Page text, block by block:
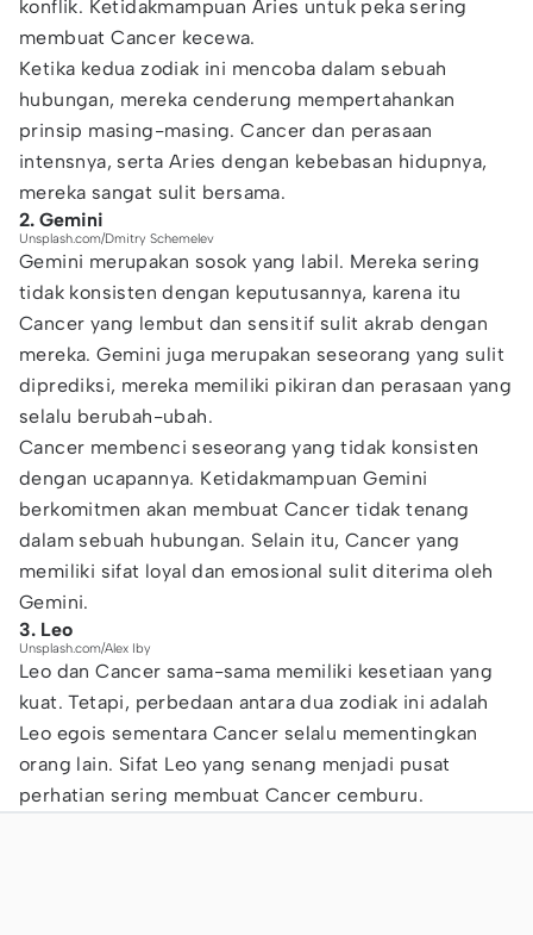
konflik. Ketidakmampuan Aries untuk peka sering
membuat Cancer kecewa.
Ketika kedua zodiak ini mencoba dalam sebuah
hubungan, mereka cenderung mempertahankan
prinsip masing-masing. Cancer dan perasaan
intensnya, serta Aries dengan kebebasan hidupnya,
mereka sangat sulit bersama.
2. Gemini
Unsplash.com/Dmitry Schemelev
Gemini merupakan sosok yang labil. Mereka sering
tidak konsisten dengan keputusannya, karena itu
Cancer yang lembut dan sensitif sulit akrab dengan
mereka. Gemini juga merupakan seseorang yang sulit
diprediksi, mereka memiliki pikiran dan perasaan yang
selalu berubah-ubah.
Cancer membenci seseorang yang tidak konsisten
dengan ucapannya. Ketidakmampuan Gemini
berkomitmen akan membuat Cancer tidak tenang
dalam sebuah hubungan. Selain itu, Cancer yang
memiliki sifat loyal dan emosional sulit diterima oleh
Gemini.
3. Leo
Unsplash.com/Alex Iby
Leo dan Cancer sama-sama memiliki kesetiaan yang
kuat. Tetapi, perbedaan antara dua zodiak ini adalah
Leo egois sementara Cancer selalu mementingkan
orang lain. Sifat Leo yang senang menjadi pusat
perhatian sering membuat Cancer cemburu.